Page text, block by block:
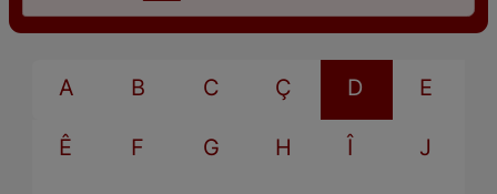
A B C Ç D E
Ê F G H Î J